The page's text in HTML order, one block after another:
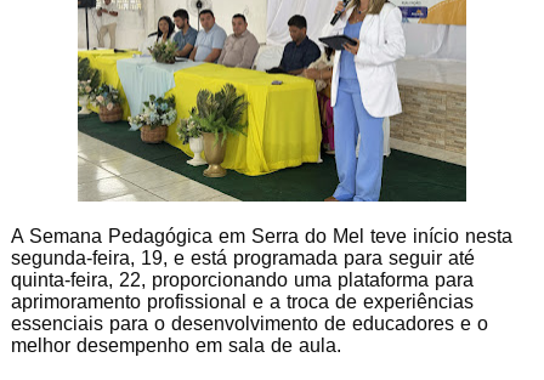
A Semana Pedagógica em Serra do Mel teve início nesta
segunda-feira, 19, e está programada para seguir até
quinta-feira, 22, proporcionando uma plataforma para
aprimoramento profissional e a troca de experiências
essenciais para o desenvolvimento de educadores e o
melhor desempenho em sala de aula.